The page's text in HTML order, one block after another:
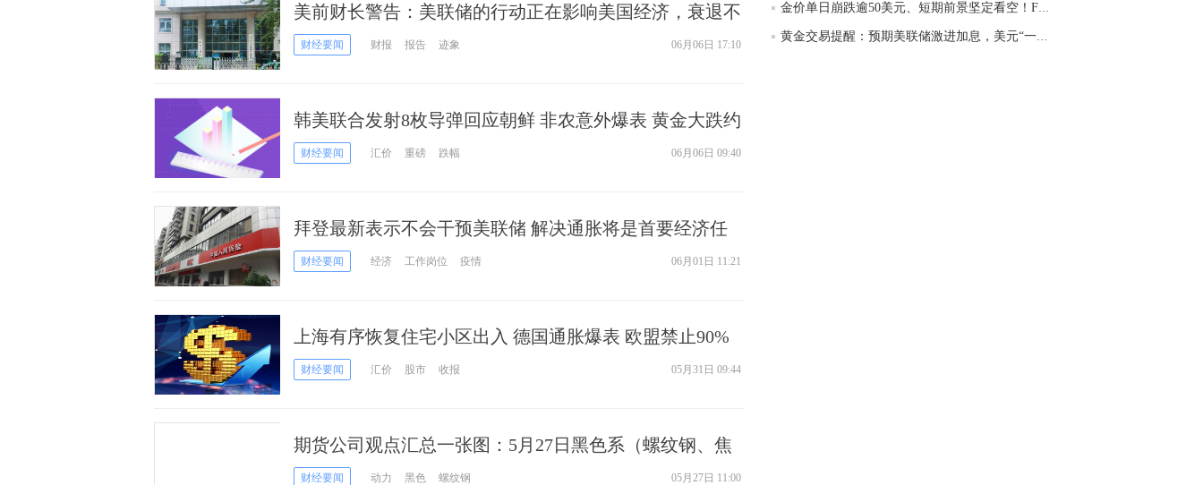
美前财长警告：美联储的行动正在影响美国经济，衰退不
远了
财经要闻 财报 报告 迹象 06月06日 17:10
韩美联合发射8枚导弹回应朝鲜 非农意外爆表 黄金大跌约
20美元
财经要闻 汇价 重磅 跌幅 06月06日 09:40
拜登最新表示不会干预美联储 解决通胀将是首要经济任
务财经要闻 经济 工作岗位 疫情 06月01日 11:21
上海有序恢复住宅小区出入 德国通胀爆表 欧盟禁止90%
俄罗斯石油
财经要闻 汇价 股市 收报 05月31日 09:44
期货公司观点汇总一张图：5月27日黑色系（螺纹钢、焦
煤、焦炭、铁矿石、动力煤等）
财经要闻 动力 黑色 螺纹钢 05月27日 11:00
匿名网友-中金在线手机网： 老师好，金现在
金价单日崩跌逾50美元、短期前景坚定看空！FXSt...
黄金交易提醒：预期美联储激进加息，美元“一飞...